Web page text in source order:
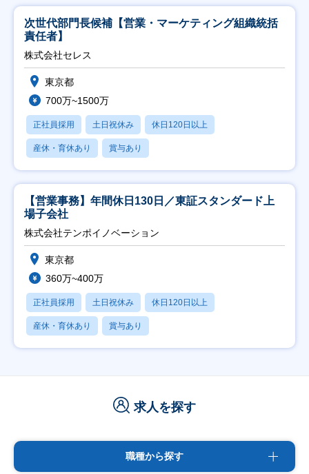
次世代部門長候補【営業・マーケティング組織統括
責任者】
株式会社セレス
東京都
700万~1500万
正社員採用 土日祝休み 休日120日以上
産休・育休あり 賞与あり
【営業事務】年間休日130日／東証スタンダード上
場子会社
株式会社テンポイノベーション
東京都
360万~400万
正社員採用 土日祝休み 休日120日以上
産休・育休あり 賞与あり
求人を探す
職種から探す